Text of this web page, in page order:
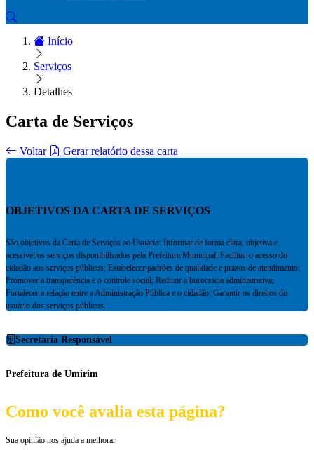
Início
Serviços
Detalhes
Carta de Serviços
Voltar Gerar relatório dessa carta
OBJETIVOS DA CARTA DE SERVIÇOS
São objetivos da Carta de Serviços ao Usuário: Informar de forma clara, objetiva e
acessível os serviços disponibilizados pela Prefeitura Municipal; Facilitar o acesso do
cidadão aos serviços públicos; Estabelecer padrões de qualidade e prazos de atendimento;
Promover a transparência e o controle social; Reduzir a burocracia administrativa;
Fortalecer a relação entre a Administração Pública e o cidadão; Garantir os direitos do
usuário dos serviços públicos.
Secretaria Responsável
Prefeitura de Umirim
Como você avalia esta página?
Sua opinião nos ajuda a melhorar